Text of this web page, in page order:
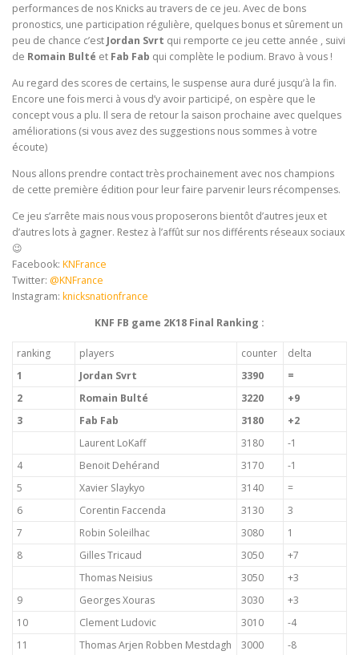
performances de nos Knicks au travers de ce jeu. Avec de bons
pronostics, une participation régulière, quelques bonus et sûrement un
peu de chance c’est Jordan Svrt qui remporte ce jeu cette année , suivi
de Romain Bulté et Fab Fab qui complète le podium. Bravo à vous !
Au regard des scores de certains, le suspense aura duré jusqu’à la fin.
Encore une fois merci à vous d’y avoir participé, on espère que le
concept vous a plu. Il sera de retour la saison prochaine avec quelques
améliorations (si vous avez des suggestions nous sommes à votre
écoute)
Nous allons prendre contact très prochainement avec nos champions
de cette première édition pour leur faire parvenir leurs récompenses.
Ce jeu s’arrête mais nous vous proposerons bientôt d’autres jeux et
d’autres lots à gagner. Restez à l’affût sur nos différents réseaux sociaux
😉
Facebook: KNFrance
Twitter: @KNFrance
Instagram: knicksnationfrance
KNF FB game 2K18 Final Ranking :
ranking players counter
delta
1
Jordan Svrt 3390
=
2
Romain Bulté 3220
+9
3
Fab Fab 3180
+2
Laurent LoKaff
3180
-1
4
Benoit Dehérand 3170
-1
5
Xavier Slaykyo 3140
=
6
Corentin Faccenda 3130
3
7
Robin Soleilhac 3080
1
8
Gilles Tricaud 3050
+7
Thomas Neisius
3050
+3
9
Georges Xouras 3030
+3
10
Clement Ludovic 3010
-4
11
Thomas Arjen Robben Mestdagh 3000
-8